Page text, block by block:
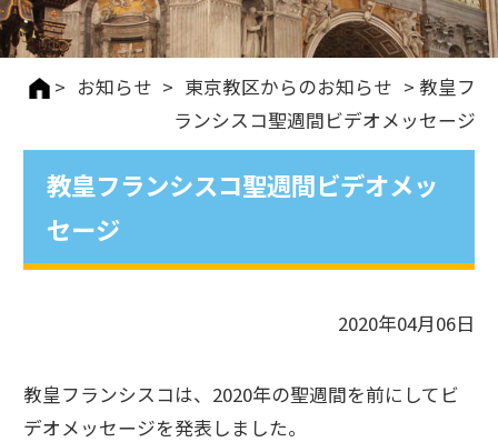
> お知らせ > 東京教区からのお知らせ > 教皇フ
ランシスコ聖週間ビデオメッセージ
教皇フランシスコ聖週間ビデオメッ
セージ
2020年04月06日
教皇フランシスコは、2020年の聖週間を前にしてビ
デオメッセージを発表しました。